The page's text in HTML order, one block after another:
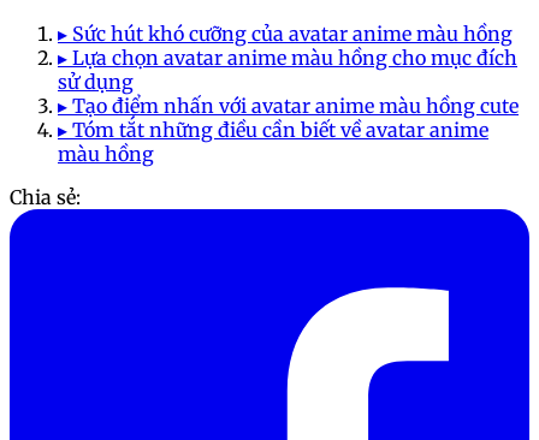
▸ Sức hút khó cưỡng của avatar anime màu hồng
▸ Lựa chọn avatar anime màu hồng cho mục đích
sử dụng
▸ Tạo điểm nhấn với avatar anime màu hồng cute
▸ Tóm tắt những điều cần biết về avatar anime
màu hồng
Chia sẻ: